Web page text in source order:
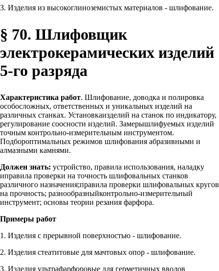
3. Изделия из высокоглиноземистых материалов - шлифование.
§ 70. Шлифовщик
электрокерамических изделий
5-го разряда
Характеристика работ. Шлифование, доводка и полировка
особосложных, ответственных и уникальных изделий на
различных станках. Установкаизделий на станок по индикатору,
регулирование соосности изделий. Замерышлифуемых изделий
точным контрольно-измерительным инструментом.
Подбороптимальных режимов шлифования абразивными и
алмазными камнями.
Должен знать: устройство, правила использования, наладку
иправила проверки на точность шлифовальных станков
различного назначения;правила проверки шлифовальных кругов
на прочность; разнообразныйконтрольно-измерительный
инструмент; основы теории резания фарфора.
Примеры работ
1. Изделия с прерывной поверхностью - шлифование.
2. Изделия стеатитовые для мачтовых опор - шлифование.
3. Изделия ультрафарфоровые для герметичных вводов